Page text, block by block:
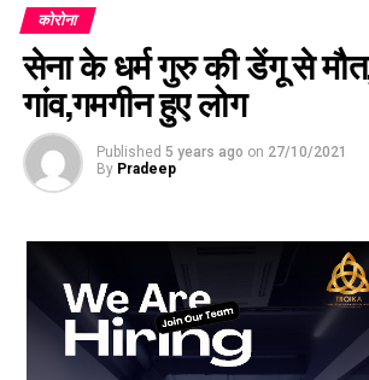
कोरोना
सेना के धर्म गुरु की डेंगू से
गांव,गमगीन हुए लोग
Published 5 years ago on 27/10/2021
By Pradeep